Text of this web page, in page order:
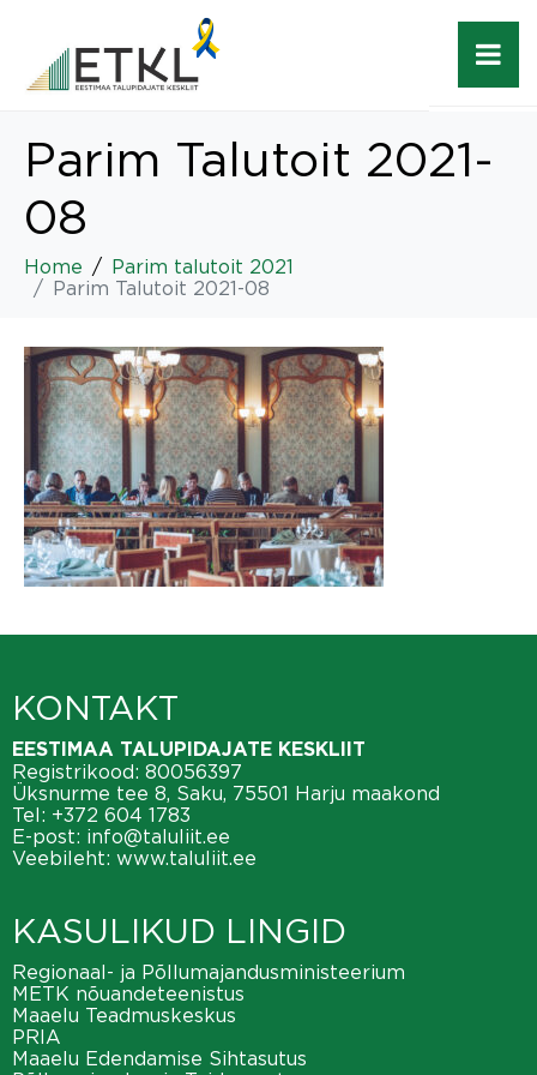
Parim Talutoit 2021-
08
Home
Parim talutoit 2021
Parim Talutoit 2021-08
KONTAKT
EESTIMAA TALUPIDAJATE KESKLIIT
Registrikood: 80056397
Üksnurme tee 8, Saku, 75501 Harju maakond
Tel: +372 604 1783
E-post: info@taluliit.ee
Veebileht: www.taluliit.ee
KASULIKUD LINGID
Regionaal- ja Põllumajandusministeerium
METK nõuandeteenistus
Maaelu Teadmuskeskus
PRIA
Maaelu Edendamise Sihtasutus